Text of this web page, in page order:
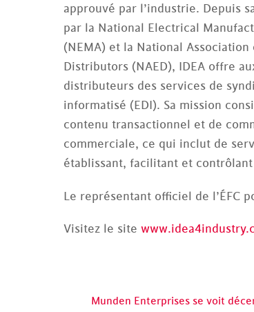
approuvé par l’industrie. Depuis
par la National Electrical
(NEMA) et la National
Distributors (NAED), IDEA offre
distributeurs des services de
informatisé (EDI). Sa mission
contenu transactionnel et de
commerciale, ce qui inclut de
établissant, facilitant et
Le représentant officiel de l’ÉFC
Visitez le site
Munden Enterprises se voit